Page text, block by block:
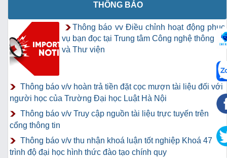
THÔNG BÁO
Thông báo vv Điều chỉnh hoạt động phục
vụ bạn đọc tại Trung tâm Công nghệ thông tin
và Thư viện
Thông báo v/v hoàn trả tiền đặt cọc mượn tài liệu đối với
người học của Trường Đại học Luật Hà Nội
Thông báo v/v Truy cập nguồn tài liệu trực tuyến trên
cổng thông tin
Thông báo v/v thu nhận khoá luận tốt nghiệp Khoá 47
trình độ đại học hình thức đào tạo chính quy